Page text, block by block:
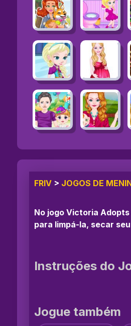
FRIV > JOGOS DE
No jogo Victoria
para limpá-la, secar
Instruções do
Jogue também